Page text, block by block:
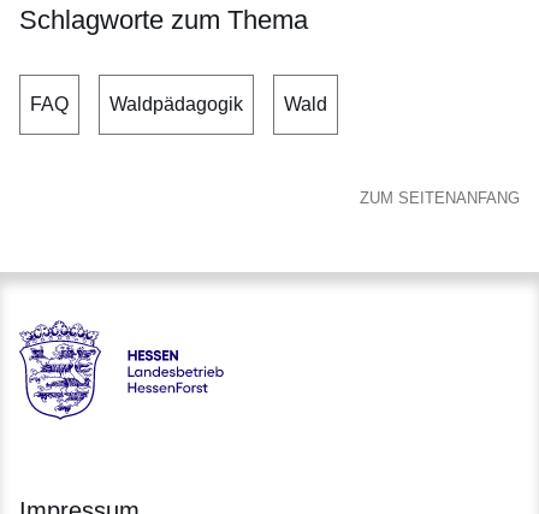
Schlagworte zum Thema
FAQ Waldpädagogik Wald
ZUM SEITENANFANG
Hessen - Landesbetrieb HessenForst